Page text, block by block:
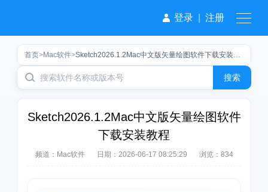
登录 注册
搜索
首页>Mac软件> Sketch2026.1.2Mac中文版矢量绘图软件下载安装教程
Sketch2026.1.2Mac中文版矢量绘图软件
下载安装教程
频道： Mac软件 日期： 2026-06-17 08:25:29 浏览：834